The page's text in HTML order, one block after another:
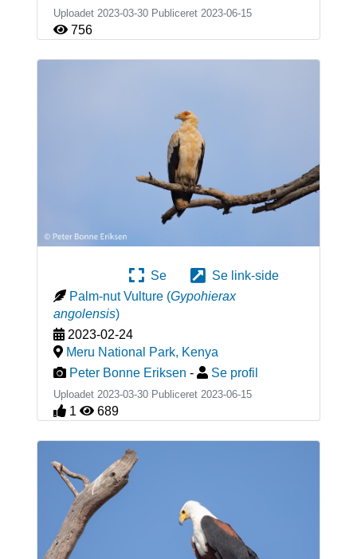
Uploadet 2023-03-30 Publiceret 2023-06-15
756
Se
Se link-side
Palm-nut Vulture (Gypohierax
angolensis)
2023-02-24
Meru National Park, Kenya
Peter Bonne Eriksen - Se profil
Uploadet 2023-03-30 Publiceret 2023-06-15
1 689